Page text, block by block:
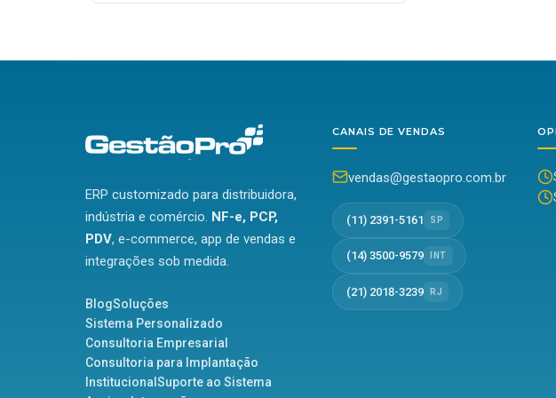
ERP customizado para distribuidora,
indústria e comércio. NF-e, PCP,
PDV, e-commerce, app de vendas e
integrações sob medida.
BlogSoluções
Sistema Personalizado
Consultoria Empresarial
Consultoria para Implantação
Institucional Suporte ao Sistema
CANAIS DE VENDAS
vendas@gestaopro.com.br
(11) 2391-5161 SP
(14) 3500-9579 INT
(21) 2018-3239 RJ